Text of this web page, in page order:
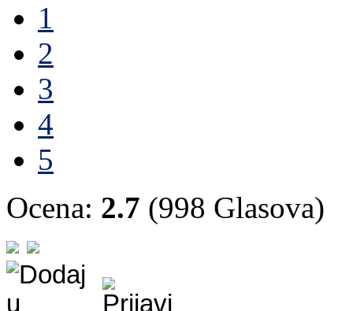
1
2
3
4
5
Ocena: 2.7 (998 Glasova)